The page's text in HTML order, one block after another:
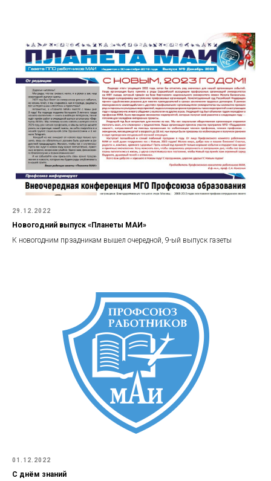
29.12.2022
Новогодний выпуск «Планеты МАИ»
К новогодним прзадникам вышел очередной, 9-ый выпуск газеты
01.12.2022
С днём знаний